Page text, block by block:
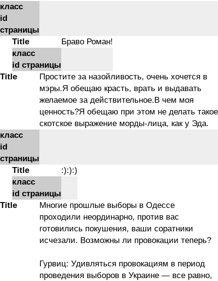
класс
id
страницы
Title
Браво Роман!
класс
id страницы
Title
Простите за назойливость, очень хочется в
мэры.Я обещаю красть, врать и выдавать
желаемое за действительное.В чем моя
ценность?Я обещаю при этом не делать такое
скотское выражение морды-лица, как у Эда.
класс
id
страницы
Title
:):):)
класс
id страницы
Title
Многие прошлые выборы в Одессе
проходили неординарно, против вас
готовились покушения, ваши соратники
исчезали. Возможны ли провокации теперь?
Гурвиц: Удивляться провокациям в период
проведения выборов в Украине — все равно,